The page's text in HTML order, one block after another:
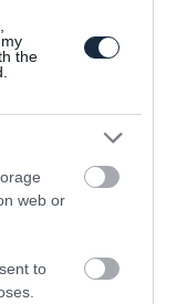
the
web or
to
as
gyári
tér
Elektromos